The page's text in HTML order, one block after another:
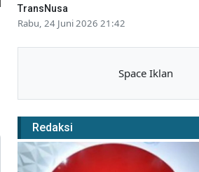
TransNusa
Rabu, 24 Juni 2026 21:42
Space Iklan
Redaksi